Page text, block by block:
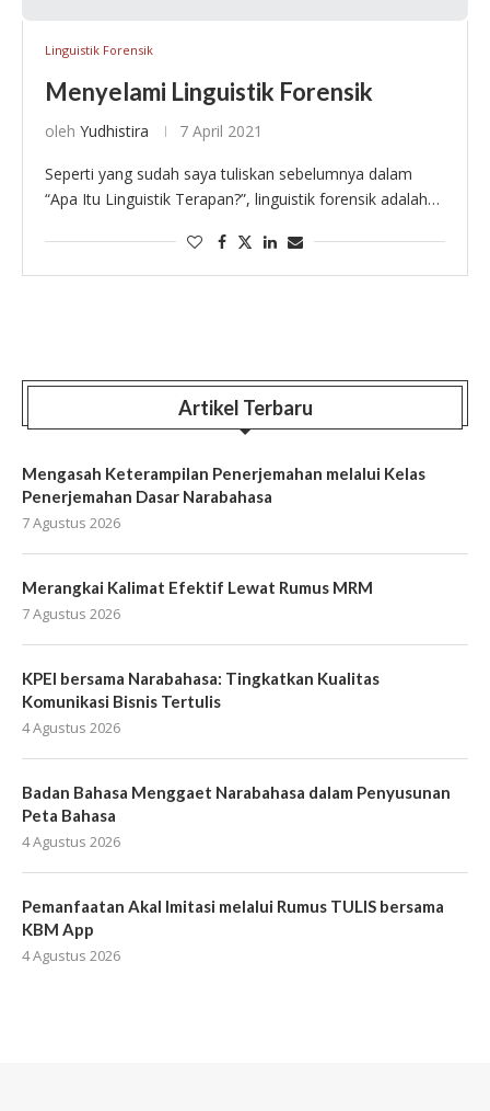
Linguistik Forensik
Menyelami Linguistik Forensik
oleh Yudhistira 7 April 2021
Seperti yang sudah saya tuliskan sebelumnya dalam
“Apa Itu Linguistik Terapan?”, linguistik forensik adalah
Para ahli linguistik forensik bertugas untuk menyediakan
dan menganalisis …
Artikel Terbaru
Mengasah Keterampilan Penerjemahan melalui Kelas
Penerjemahan Dasar Narabahasa
7 Agustus 2026
Merangkai Kalimat Efektif Lewat Rumus MRM
7 Agustus 2026
KPEI bersama Narabahasa: Tingkatkan Kualitas
Komunikasi Bisnis Tertulis
4 Agustus 2026
Badan Bahasa Menggaet Narabahasa dalam Penyusunan
Peta Bahasa
4 Agustus 2026
Pemanfaatan Akal Imitasi melalui Rumus TULIS bersama
KBM App
4 Agustus 2026